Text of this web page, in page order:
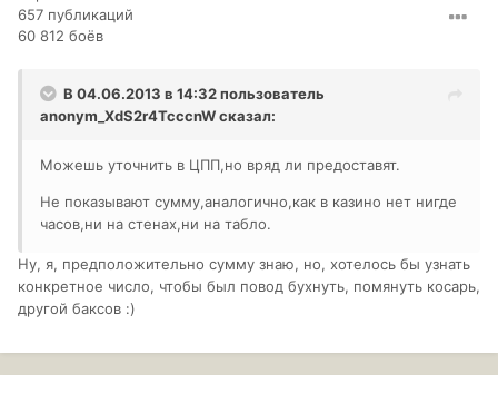
657 публикаций
60 812 боёв
В 04.06.2013 в 14:32 пользователь
anonym_XdS2r4TcccnWсказал:
Можешь уточнить в ЦПП,но вряд ли предоставят.
Не показывают сумму,аналогично,как в казино нет нигде
часов,ни на стенах,ни на табло.
Ну, я, предположительно сумму знаю, но, хотелось бы узнать
конкретное число, чтобы был повод бухнуть, помянуть косарь,
другой баксов :)